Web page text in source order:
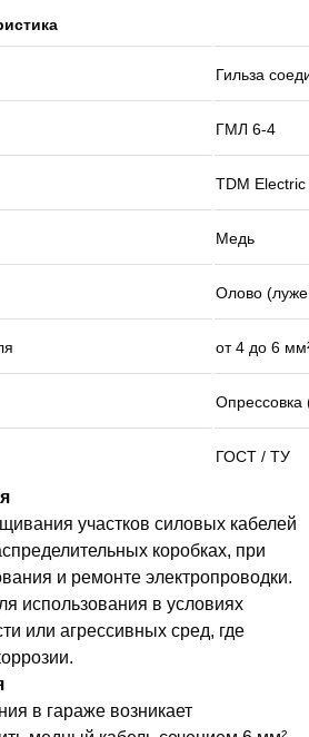
Гильза
ГМЛ 6-4
TDM Electric
Медь
Олово
от 4 до 6
Опрессовка
ГОСТ / ТУ
участков силовых кабелей
коробках, при
и ремонте электропроводки.
использования в условиях
или агрессивных сред, где
в гараже возникает